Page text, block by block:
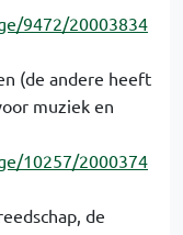
(de andere heeft
muziek en
de